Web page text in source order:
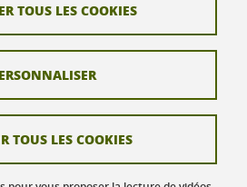
TOUS LES COOKIES
TOUS LES COOKIES